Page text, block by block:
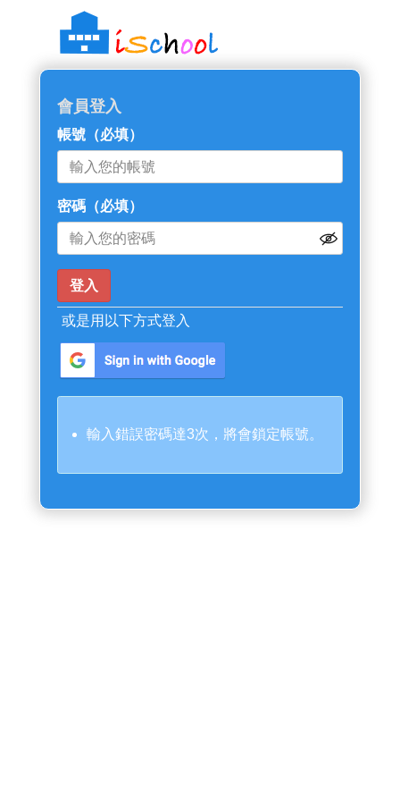
::: 跳過主導覽區塊
會員登入
帳號 （必填）
密碼 （必填）
或是用以下方式登入
輸入錯誤密碼達3次，將會鎖定帳號。